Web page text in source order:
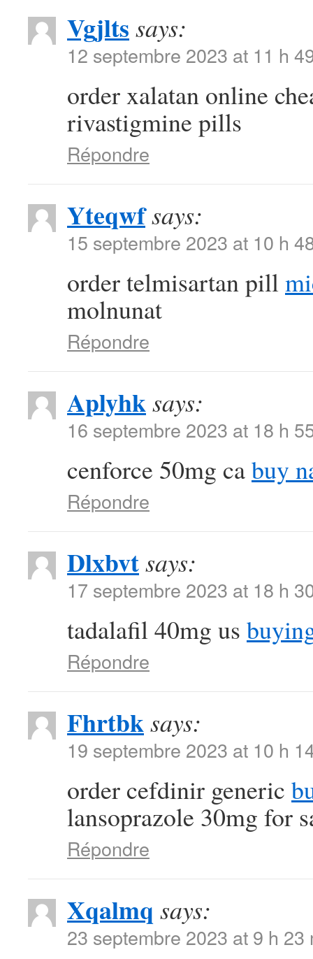
Vgjlts says:
12 septembre 2023 at 11 h
order xalatan online
rivastigmine pills
Répondre
Yteqwfsays:
15 septembre 2023 at 10 h
order telmisartan pill
molnunat
Répondre
Aplyhksays:
16 septembre 2023 at 18 h
cenforce 50mg cabuy
Répondre
Dlxbvtsays:
17 septembre 2023 at 18 h
tadalafil 40mg us
Répondre
Fhrtbksays:
19 septembre 2023 at 10 h
order cefdinir generic
lansoprazole 30mg for
Répondre
Xqalmq says:
23 septembre 2023 at 9 h 23